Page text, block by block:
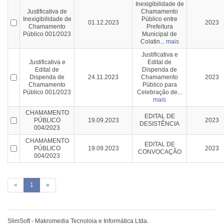
Justificativa de
Inexigibilidade de
Chamamento
Público 001/2023
01.12.2023
Inexigibilidade de
Chamamento
Público entre
Prefeitura
Municipal de
Colatin... mais
2023
Justificativa e
Edital de
Dispenda de
Chamamento
Público 001/2023
24.11.2023
Justificativa e
Edital de
Dispenda de
Chamamento
Público para
Celebração de...
mais
2023
CHAMAMENTO
PÚBLICO
004/2023
19.09.2023
EDITAL DE
DESISTÊNCIA
2023
CHAMAMENTO
PÚBLICO
004/2023
19.09.2023
EDITAL DE
CONVOCAÇÃO
2023
« 1 »
SlimSoft - Makromedia Tecnoloia e Informática Ltda.